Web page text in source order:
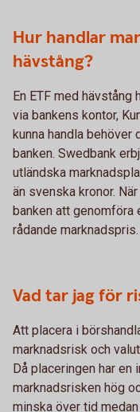
Hur handlar
hävstång?
En ETF med
via bankens kontor,
kunna handla behöver
banken. Swedbank
utländska
än svenska kronor.
banken att genomföra
rådande marknadspris.
Vad tar jag för
Att placera i
marknadsrisk och
Då placeringen har en
marknadsrisken hög
minska över tid